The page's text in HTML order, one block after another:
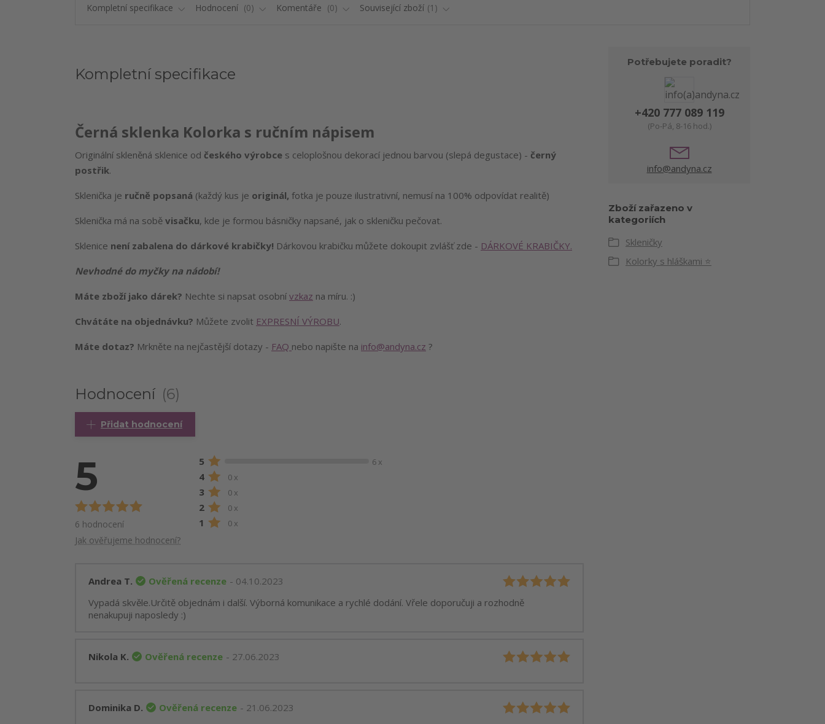
Kompletní specifikace Hodnocení 0 Komentáře 0 Související zboží 1
Kompletní specifikace
Černá sklenka Kolorka s ručním nápisem
Originální skleněná sklenice od českého výrobce s celoplošnou dekorací jednou barvou (slepá degustace) - černý
postřik.
Sklenička je ručně popsaná (každý kus je originál, fotka je pouze ilustrativní, nemusí na 100% odpovídat realitě)
Sklenička má na sobě visačku, kde je formou básničky napsané, jak o skleničku pečovat.
Sklenice není zabalena do dárkové krabičky! Dárkovou krabičku můžete dokoupit zvlášť zde - DÁRKOVÉ KRABIČKY.
Nevhodné do myčky na nádobí!
Máte zboží jako dárek? Nechte si napsat osobní vzkaz na míru. :)
Chvátáte na objednávku? Můžete zvolit EXPRESNÍ VÝROBU.
Máte dotaz? Mrkněte na nejčastější dotazy - FAQ nebo napište na info@andyna.cz ?
Hodnocení 6
Přidat hodnocení
5
6 hodnocení
Jak ověřujeme hodnocení?
5 6 x
4 0 x
3 0 x
2 0 x
1 0 x
Andrea T. Ověřená recenze - 04.10.2023
Vypadá skvěle.Určitě objednám i další. Výborná komunikace a rychlé dodání. Vřele doporučuji a rozhodně
nenakupuji naposledy :)
Nikola K. Ověřená recenze - 27.06.2023
Dominika D. Ověřená recenze - 21.06.2023
Potřebujete poradit?
+420 777 089 119
(Po-Pá, 8-16 hod.)
info@andyna.cz
Zboží zařazeno v
kategoriích
Skleničky
Kolorky s hláškami ⭐